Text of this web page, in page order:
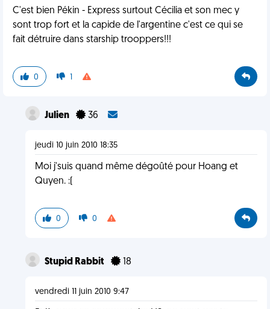
C'est bien Pékin - Express surtout Cécilia et son mec y
sont trop fort et la capide de l'argentine c'est ce qui se
fait détruire dans starship trooppers!!!
0 1
Julien 36
jeudi 10 juin 2010 18:35
Moi j'suis quand même dégoûté pour Hoang et
Quyen. :(
0 0
Stupid Rabbit 18
vendredi 11 juin 2010 9:47